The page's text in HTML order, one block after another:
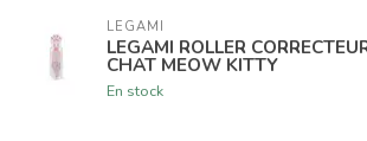
LEGAMI
LEGAMI ROLLER
CHAT MEOW KITTY
En stock